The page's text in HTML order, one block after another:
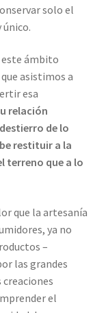
solo el
este ámbito
asistimos a
esa
relación
de lo
restituir a la
terreno que a lo
que la artesanía
ya no
–
las grandes
el